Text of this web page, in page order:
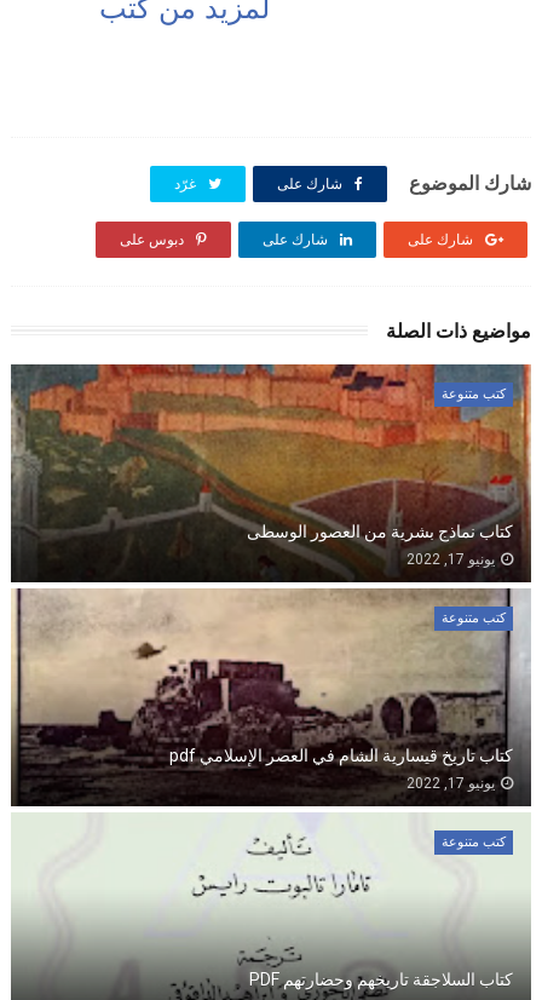
لمزيد من كتب
شارك الموضوع شارك على غرّد
شارك على شارك على دبوس على
مواضيع ذات الصلة
كتب متنوعة
كتاب نماذج بشرية من العصور الوسطى
يونيو 17, 2022
كتب متنوعة
كتاب تاريخ قيسارية الشام في العصر الإسلامي pdf
يونيو 17, 2022
كتب متنوعة
كتاب السلاجقة تاريخهم وحضارتهم PDF